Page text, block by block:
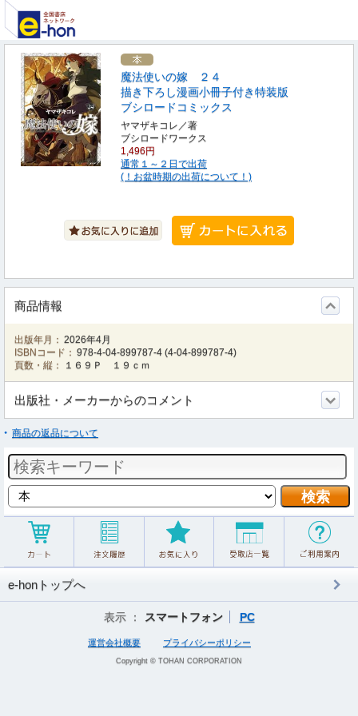
魔法使いの嫁 ２４
描き下ろし漫画小冊子付き特装版
ブシロードコミックス
ヤマザキコレ／著
ブシロードワークス
1,496円
通常１～２日で出荷
(！お盆時期の出荷について！)
商品情報
出版年月： 2026年4月
ISBNコード： 978-4-04-899787-4 (4-04-899787-4)
頁数・縦：
１６９Ｐ １９ｃｍ
出版社・メーカーからのコメント
商品の返品について
e-honトップへ
表示 ： スマートフォン PC
運営会社概要 プライバシーポリシー
Copyright © TOHAN CORPORATION